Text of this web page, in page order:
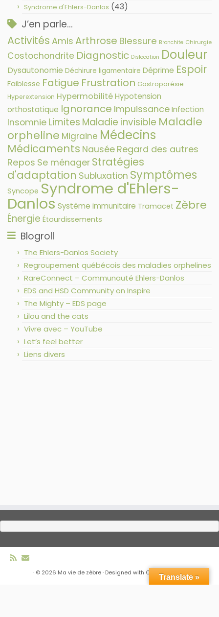
Syndrome d'Ehlers-Danlos (43)
J’en parle…
Activités Amis Arthrose Blessure Bronchite Chirurgie
Costochondrite Diagnostic Dislocation Douleur
Dysautonomie Déchirure ligamentaire Déprime Espoir
Faiblesse Fatigue Frustration Gastroparésie
Hyperextension HypermobilitéHypotension
orthostatique Ignorance ImpuissanceInfection
Insomnie Limites Maladie invisible Maladie
orpheline Migraine Médecins
Médicaments Nausée Regard des autres
Repos Se ménager Stratégies
d'adaptation Subluxation Symptômes
Syncope Syndrome d'Ehlers-
Danlos Système immunitaire Tramacet Zèbre
Énergie Étourdissements
Blogroll
The Ehlers-Danlos Society
Regroupement québécois des maladies orphelines
RareConnect – Communauté Ehlers-Danlos
EDS and HSD Community on Inspire
The Mighty – EDS page
Lilou and the cats
Vivre avec – YouTube
Let’s feel better
Liens divers
· © 2026 Ma vie de zèbre· Designed with Customizr Pro
Translate »